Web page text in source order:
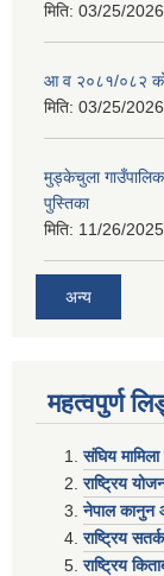
मिति: 03/25/
आ व २०८१/०८२
मिति: 03/25/
मुड्केचुला
पुस्तिका
मिति: 11/26/
अन्य
महत्वपुर्ण
संघिय
राष्ट्रिय
नेपाल कानुन
राष्ट्रिय
राष्ट्रिय